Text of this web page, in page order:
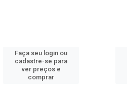
Faça seu login ou
cadastre-se para
ver preços e
comprar